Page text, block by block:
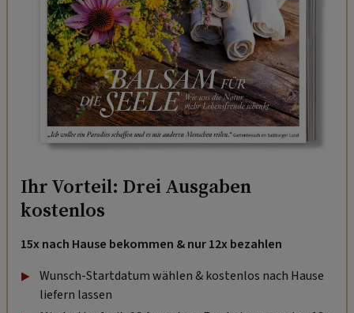
Ihr Vorteil: Drei Ausgaben
kostenlos
15x nach Hause bekommen & nur 12x bezahlen
Wunsch-Startdatum wählen & kostenlos nach Hause
liefern lassen